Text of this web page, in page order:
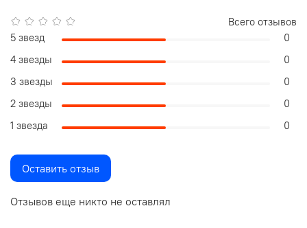
Отзывов еще никто не оставлял
Всего отзывов
5 звезд
0
4 звезды
0
3 звезды
0
2 звезды
0
1 звезда
0
Оставить отзыв